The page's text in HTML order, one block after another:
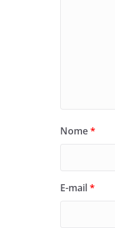
Nome*
E-mail*